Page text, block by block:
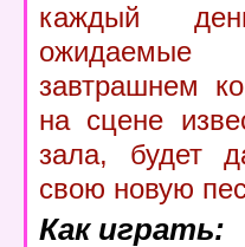
каждый
завтрашнем
на сцене
зала, будет
свою новую
Как играть: